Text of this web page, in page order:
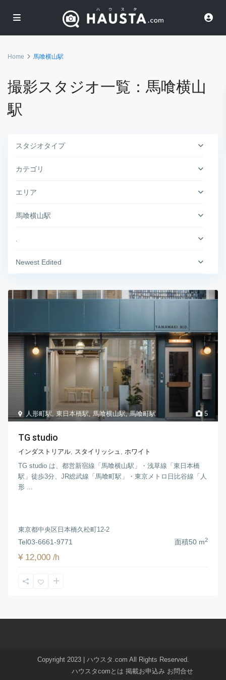
Home 馬喰横山駅
撮影スタジオ一覧：馬喰横山
駅
スタジオタイプ
カテゴリ
エリア
馬喰横山駅
Newest Edited
5
人形町駅 ,東日本橋駅 馬喰横山駅,馬喰町駅
TG studio
インダストリアル スタイリッシュ
ホワイト
TG studio は、都営新宿線「馬喰横山駅」・浅草線「東日本橋
駅」徒歩3分、JR総武線「馬喰町駅」・東京メトロ日比谷線「人
形 ...
東京都中央区日本橋久松町12-2
Tel03-6661-9771 面積50 m2
¥ 12,000/h
Copyright 2023 | ハウスタ.com All Rights Reserved.
ハウスタcomとは 掲載お申込み お問合せ